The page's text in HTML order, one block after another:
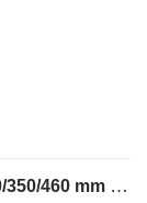
Электродвигатель SEW-Eurodrive 720/350/460 mm для промышленного оборудования